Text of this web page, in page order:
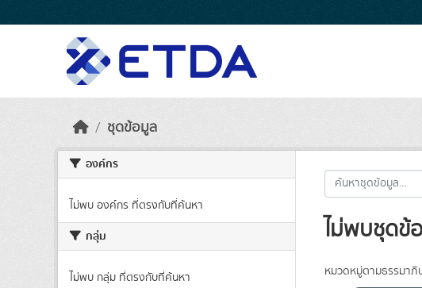
ชุดข้อมูล
องค์กร
ไม่พบ องค์กร ที่ตรงกับที่ค้นหา
กลุ่ม
ไม่พบ กลุ่ม ที่ตรงกับที่ค้นหา
ไม่พบชุดข้
หมวดหมู่ตามธรรมาภิ